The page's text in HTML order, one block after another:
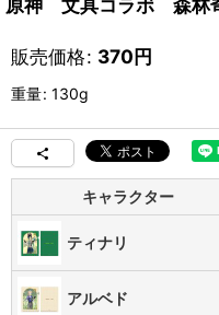
原神 文具コラボ 森林
販売価格: 370円
重量: 130g
キャラクター
ティナリ
アルベド